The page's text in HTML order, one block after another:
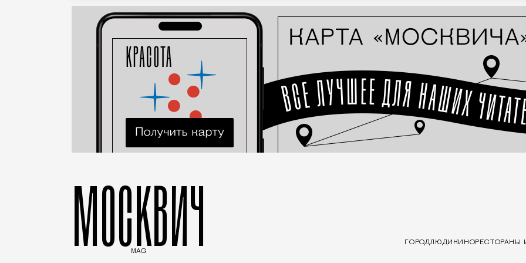
МОСКВИЧ
MAG
ГОРОДЛЮДИ КИНОРЕСТОРАНЫ